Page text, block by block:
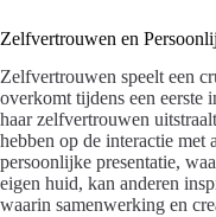
Zelfvertrouwen en
Zelfvertrouwen speelt een
overkomt tijdens een eerste
haar zelfvertrouwen
hebben op de interactie met
persoonlijke presentatie,
eigen huid, kan anderen
waarin samenwerking en